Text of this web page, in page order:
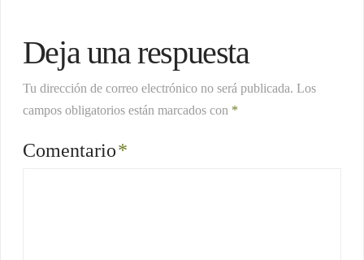
Deja una respuesta
Tu dirección de correo electrónico no será publicada. Los
campos obligatorios están marcados con *
Comentario*